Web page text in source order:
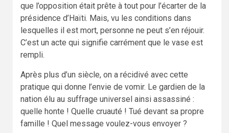
que l’opposition était prête à tout pour l’écarter de la
présidence d’Haïti. Mais, vu les conditions dans
lesquelles il est mort, personne ne peut s’en réjouir.
C’est un acte qui signifie carrément que le vase est
rempli.
Après plus d’un siècle, on a récidivé avec cette
pratique qui donne l’envie de vomir. Le gardien de la
nation élu au suffrage universel ainsi assassiné :
quelle honte ! Quelle cruauté ! Tué devant sa propre
famille ! Quel message voulez-vous envoyer ?